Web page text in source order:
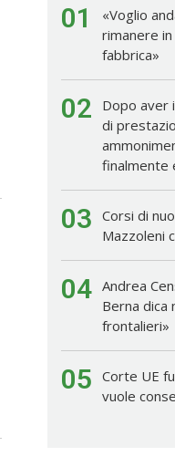
01
«Voglio
rimanere
fabbrica»
02
Dopo aver
di
finalmente
03 Corsi di
Mazzoleni
04 Andrea
Berna dica
frontalieri»
05 Corte UE
vuole